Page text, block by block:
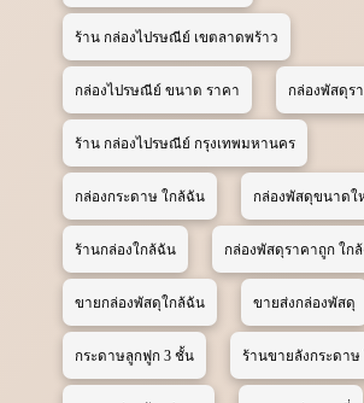
ร้าน กล่องไปรษณีย์ เขตลาดพร้าว
กล่องไปรษณีย์ ขนาด ราคา กล่องพัสดุร
ร้าน กล่องไปรษณีย์ กรุงเทพมหานคร
กล่องกระดาษ ใกล้ฉัน กล่องพัสดุขนาดใ
ร้านกล่องใกล้ฉัน กล่องพัสดุราคาถูก ใก
ขายกล่องพัสดุใกล้ฉัน ขายส่งกล่องพัสดุ
กระดาษลูกฟูก 3 ชั้น ร้านขายลังกระดา